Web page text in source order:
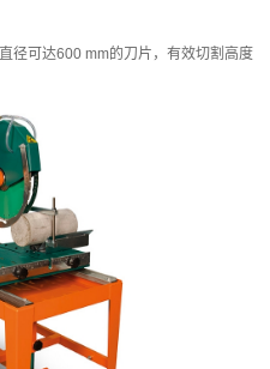
径可达600 mm的刀片，有效切割高度